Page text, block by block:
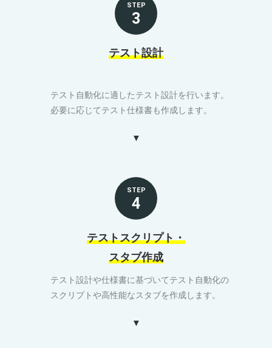
STEP
3
テスト設計
テスト自動化に適したテスト設計を行います。
必要に応じてテスト仕様書も作成します。
STEP
4
テストスクリプト・
スタブ作成
テスト設計や仕様書に基づいてテスト自動化の
スクリプトや高性能なスタブを作成します。